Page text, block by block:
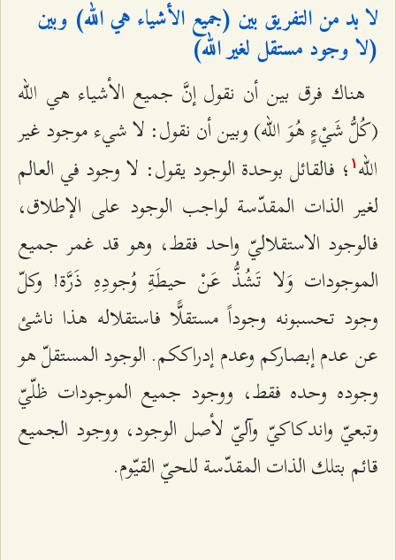
لا بد من التفريق بين (جميع الأشياء هي الله) وبين
(لا وجود مستقل لغير الله)
هناك فرق بين أن نقول إنَّ جميع الأشياء هي الله
(كُلُّ شَيْءٍ هُوَ الله) وبين أن نقول: لا شيء موجود غير
الله ۱ ؛ فالقائل بوحدة الوجود يقول: لا وجود في العالم
لغير الذات المقدّسة لواجب الوجود على الإطلاق،
فالوجود الاستقلاليّ واحد فقط، وهو قد غمر جميع
الموجودات وَلا تَشُذُّ عَنْ حيطَةِ وُجودِهِ ذَرَّة! وكلّ
وجود تحسبونه وجوداً مستقلًّا فاستقلاله هذا ناشئ
عن عدم إبصاركم وعدم إدراككم. الوجود المستقلّ هو
وجوده وحده فقط، ووجود جميع الموجودات ظلّيّ
وتبعيّ واندكاكيّ وآليّ لأصل الوجود، ووجود الجميع
قائم بتلك الذات المقدّسة للحيّ القيّوم.